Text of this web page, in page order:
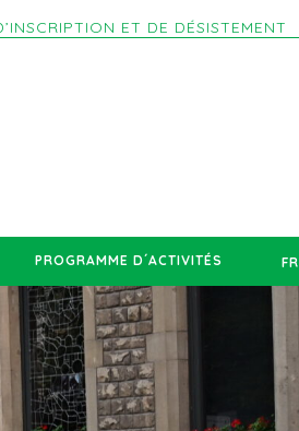
ET DE DÉSISTEMENT
PROGRAMME D´ACTIVITÉS FR